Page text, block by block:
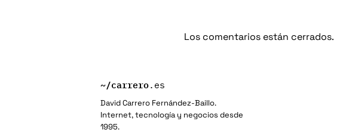
Los comentarios están cerrados.
~/carrero.es
David Carrero Fernández-Baillo.
Internet, tecnología y negocios desde
1995.